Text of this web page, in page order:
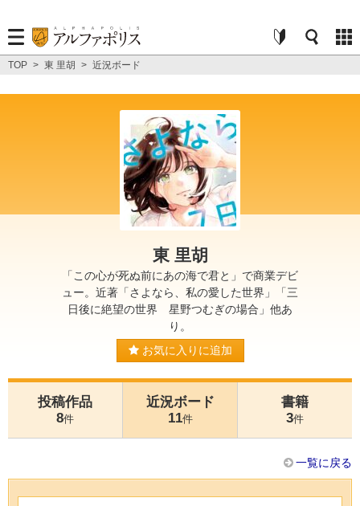
TOP > 東 里胡 > 近況ボード
東 里胡
「この心が死ぬ前にあの海で君と」で商業デビ
ュー。近著「さよなら、私の愛した世界」「三
日後に絶望の世界 星野つむぎの場合」他あ
り。
お気に入りに追加
投稿作品
8件
近況ボード
11件
書籍
3件
一覧に戻る